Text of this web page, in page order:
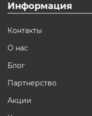
Информация
Контакты
О нас
Блог
Партнерство
Акции